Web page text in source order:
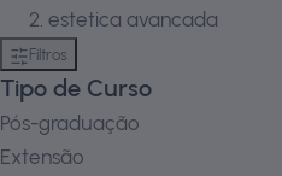
estetica avancada
Filtros
Tipo de Curso
Pós-graduação
Extensão